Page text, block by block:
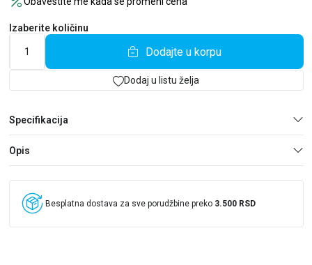
nekako da dokaže da je zaista žena koju Leo poznaje i voli. Ipak,
ljubavi.
Izaberite količinu
Dodajte u korpu
Dodaj u listu želja
Specifikacija
Opis
Besplatna dostava za sve porudžbine preko 3.500 RSD